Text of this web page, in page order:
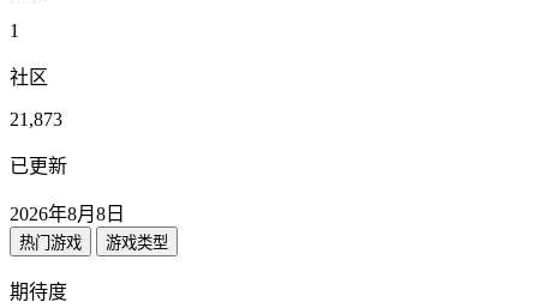
1
社区
21,873
已更新
2026年8月8日
热门游戏 游戏类型
期待度